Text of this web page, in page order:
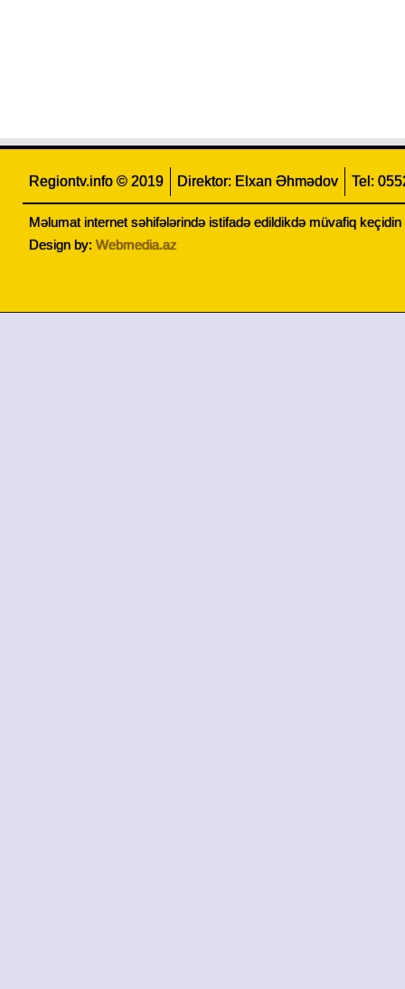
Regiontv.info © 2019 Direktor: Elxan Əhmədov Tel:
Məlumat internet səhifələrində istifadə edildikdə müvafiq keçidin
Design by: Webmedia.az